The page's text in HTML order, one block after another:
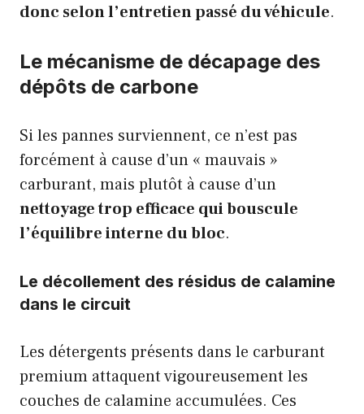
donc selon l’entretien passé du véhicule.
Le mécanisme de décapage des
dépôts de carbone
Si les pannes surviennent, ce n’est pas
forcément à cause d’un « mauvais »
carburant, mais plutôt à cause d’un
nettoyage trop efficace qui bouscule
l’équilibre interne du bloc.
Le décollement des résidus de calamine
dans le circuit
Les détergents présents dans le carburant
premium attaquent vigoureusement les
couches de calamine accumulées. Ces